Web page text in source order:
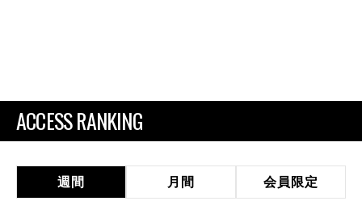
ACCESS RANKING
週間 月間 会員限定